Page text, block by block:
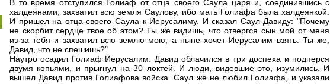
В то время отступился Голиаф от отца своего Саула царя и, соединившись с
халдеянами, захватил всю земля Саулову, ибо мать Голиафа была халдеянкой.
И пришел на отца своего Саула к Иерусалиму. И сказал Саул Давиду: "Почему
не скорбит сердце твое об этом? Ты же видишь, что отвергся сын мой от меня
из-за тебя и захватил всю землю мою, а ныне хочет Иерусалим взять. Ты же,
Давид, что не спешишь?"
Наутро осадил Голиаф Иерусалим. Давид облачился в три доспеха и подперся
двумя копьями, и прыгнул на 30 локтей. И люди, видевшие это, изумились. И
вышел Давид против Голиафова войска. Саул же не любил Голиафа, и указали